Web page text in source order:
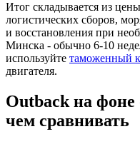
Итог складывается из
логистических сборов,
и восстановления при
Минска - обычно 6-10
используйте таможенный
двигателя.
Outback на фоне
чем сравнивать